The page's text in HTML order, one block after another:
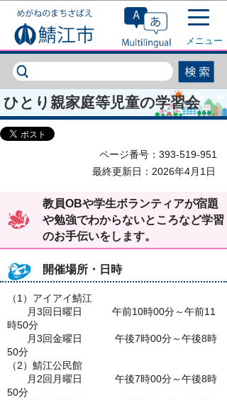
このページの本文へ移動
メニュー
ひとり親家庭等児童の学習会
ページ番号：393-519-951
最終更新日：2026年4月1日
教員OBや学生ボランティアが宿題
や勉強でわからないところなど学習
のお手伝いをします。
開催場所・日時
（1）アイアイ鯖江
月3回日曜日 午前10時00分～午前11
時50分
月3回金曜日 午後7時00分～午後8時
50分
（2）鯖江公民館
月2回月曜日 午後7時00分～午後8時
50分